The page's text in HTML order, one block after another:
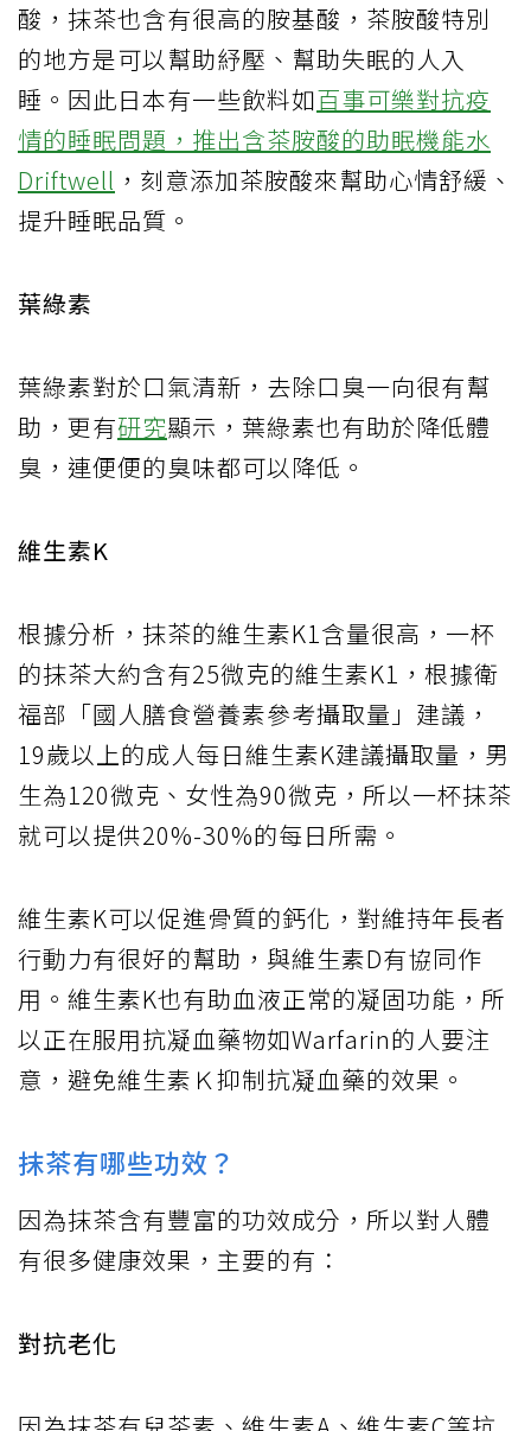
酸，抹茶也含有很高的胺基酸，茶胺酸特別
的地方是可以幫助紓壓、幫助失眠的人入
睡。因此日本有一些飲料如百事可樂對抗疫
情的睡眠問題，推出含茶胺酸的助眠機能水
Driftwell ，刻意添加茶胺酸來幫助心情舒緩、
提升睡眠品質。
葉綠素
葉綠素對於口氣清新，去除口臭一向很有幫
助，更有研究顯示，葉綠素也有助於降低體
臭，連便便的臭味都可以降低。
維生素K
根據分析，抹茶的維生素K1含量很高，一杯
的抹茶大約含有25微克的維生素K1，根據衛
福部「國人膳食營養素參考攝取量」建議，
19歲以上的成人每日維生素K建議攝取量，男
生為120微克、女性為90微克，所以一杯抹茶
就可以提供20%-30%的每日所需。
維生素K可以促進骨質的鈣化，對維持年長者
行動力有很好的幫助，與維生素D有協同作
用。維生素K也有助血液正常的凝固功能，所
以正在服用抗凝血藥物如Warfarin的人要注
意，避免維生素Ｋ抑制抗凝血藥的效果。
抹茶有哪些功效？
因為抹茶含有豐富的功效成分，所以對人體
有很多健康效果，主要的有：
對抗老化